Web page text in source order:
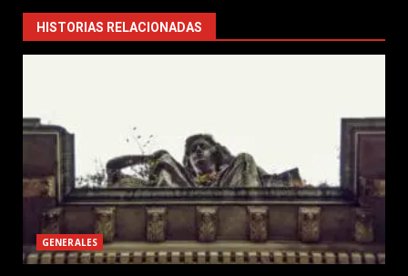
HISTORIAS RELACIONADAS
GENERALES